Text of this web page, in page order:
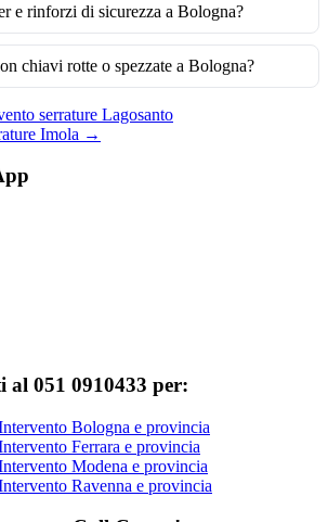
e rinforzi di sicurezza a Bologna?
chiavi rotte o spezzate a Bologna?
serrature Lagosanto
Imola →
al 051 0910433 per:
Bologna e provincia
Ferrara e provincia
Modena e provincia
Ravenna e provincia